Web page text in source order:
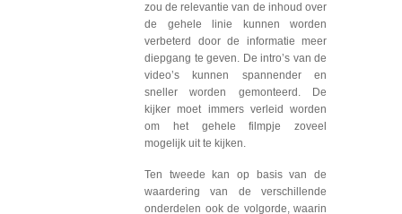
zou de relevantie van de inhoud over
de gehele linie kunnen worden
verbeterd door de informatie meer
diepgang te geven. De intro’s van de
video’s kunnen spannender en
sneller worden gemonteerd. De
kijker moet immers verleid worden
om het gehele filmpje zoveel
mogelijk uit te kijken.
Ten tweede kan op basis van de
waardering van de verschillende
onderdelen ook de volgorde, waarin